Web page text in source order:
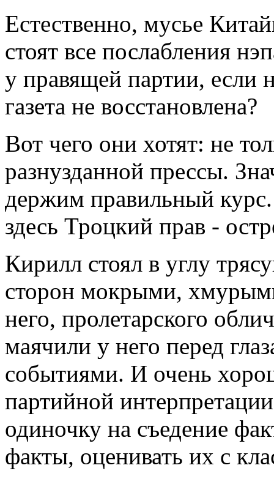
Естественно, мусье
стоят все послабления
у правящей партии, если
газета не восстановлена?
Вот чего они хотят: не
разнузданной прессы.
держим правильный
здесь Троцкий прав -
Кирилл стоял в углу
сторон мокрыми,
него, пролетарского
маячили у него перед
событиями. И очень
партийной
одиночку на съедение
факты, оценивать их с